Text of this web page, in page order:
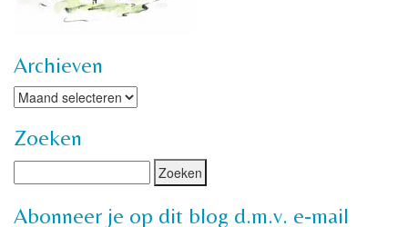
Archieven
Archieven
Zoeken
Abonneer je op dit blog d.m.v. e-mail